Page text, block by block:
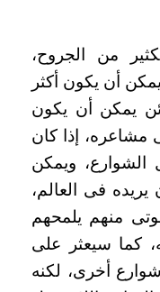
من الجروح،
أن يكون أكثر
يمكن أن يكون
مشاعره، إذا كان
الشوارع، ويمكن
فى العالم،
منهم يلمحهم
كما سيعثر على
أخرى، لكنه